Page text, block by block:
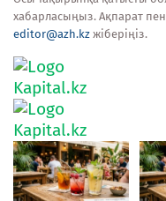
хабарласыңыз. Ақпарат
editor@azh.kz жіберіңіз.